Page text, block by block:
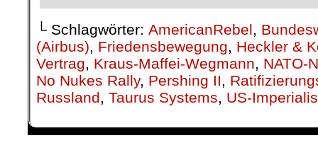
└ Schlagwörter:AmericanRebel,
(Airbus) ,Friedensbewegung,Heckler &
Vertrag,Kraus-Maffei-Wegmann,NATO-
No Nukes Rally,Pershing II ,